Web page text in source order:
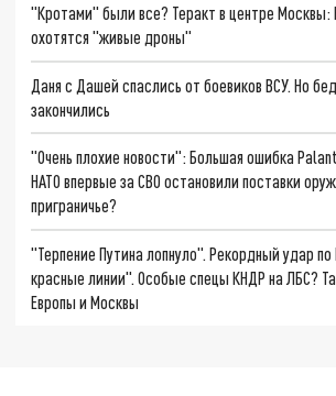
"Кротами" были все? Теракт в центре Москвы:
охотятся "живые дроны"
Даня с Дашей спаслись от боевиков ВСУ. Но
закончились
"Очень плохие новости": Большая ошибка
НАТО впервые за СВО остановили поставки
приграничье?
"Терпение Путина лопнуло". Рекордный удар
красные линии". Особые спецы КНДР на ЛБС?
Европы и Москвы